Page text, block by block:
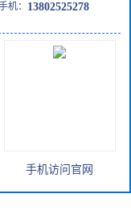
检测试剂盒
机： 13802525278
手机访问官网